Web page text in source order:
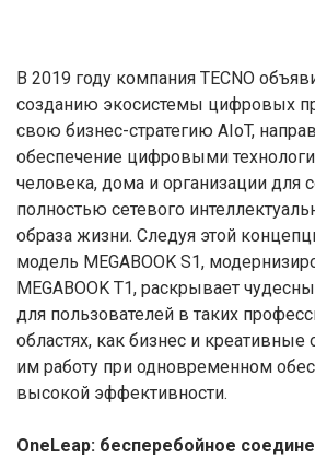
В 2019 году компания TECNO
созданию экосистемы цифровых
свою бизнес-стратегию AIoT,
обеспечение цифровыми
человека, дома и организации для
полностью сетевого
образа жизни. Следуя этой
модель MEGABOOK S1,
MEGABOOK T1, раскрывает
для пользователей в таких
областях, как бизнес и креативные
им работу при одновременном
высокой эффективности.
OneLeap: бесперебойное